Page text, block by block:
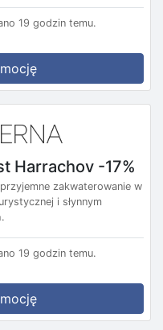
19 godzin temu.
Harrachov -17%
zakwaterowanie w
i słynnym
19 godzin temu.